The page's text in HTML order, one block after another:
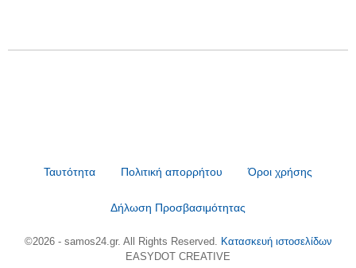
Ταυτότητα Πολιτική απορρήτου Όροι χρήσης
Δήλωση Προσβασιμότητας
©2026 - samos24.gr. All Rights Reserved.
Κατασκευή ιστοσελίδων
EASYDOT CREATIVE